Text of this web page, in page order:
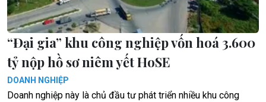
“Đại gia” khu công nghiệp vốn hoá 3.600
tỷ nộp hồ sơ niêm yết HoSE
DOANH NGHIỆP
Doanh nghiệp này là chủ đầu tư phát triển nhiều khu công